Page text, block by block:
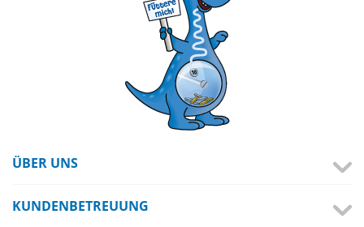
ÜBER UNS
KUNDENBETREUUNG